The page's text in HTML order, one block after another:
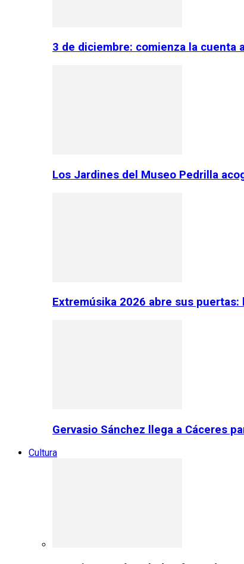
3 de diciembre: comienza la cuenta
Los Jardines del Museo Pedrilla
Extremúsika 2026 abre sus
Gervasio Sánchez llega a Cáceres
Cultura